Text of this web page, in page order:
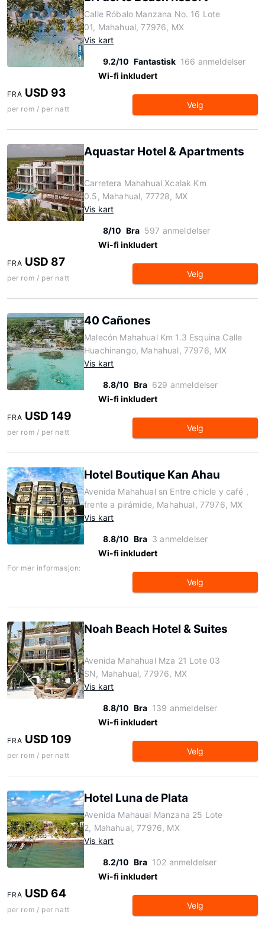
Calle Róbalo Manzana No. 16 Lote
01, Mahahual, 77976, MX
Vis kart
9.2/10 Fantastisk 166 anmeldelser
Wi-fi inkludert
FRA USD 93
per rom / per natt Velg
Aquastar Hotel & Apartments
Carretera Mahahual Xcalak Km
0.5, Mahahual, 77728, MX
Vis kart
8/10 Bra 597 anmeldelser
Wi-fi inkludert
FRA USD 87
per rom / per natt Velg
40 Cañones
Malecón Mahahual Km 1.3 Esquina Calle
Huachinango, Mahahual, 77976, MX
Vis kart
8.8/10 Bra 629 anmeldelser
Wi-fi inkludert
FRA USD 149
per rom / per natt Velg
Hotel Boutique Kan Ahau
Avenida Mahahual sn Entre chicle y café ,
frente a pirámide, Mahahual, 77976, MX
Vis kart
8.8/10 Bra 3 anmeldelser
Wi-fi inkludert
For mer informasjon:
Velg
Noah Beach Hotel & Suites
Avenida Mahahual Mza 21 Lote 03
SN, Mahahual, 77976, MX
Vis kart
8.8/10 Bra 139 anmeldelser
Wi-fi inkludert
FRA USD 109
per rom / per natt Velg
Hotel Luna de Plata
Avenida Mahaual Manzana 25 Lote
2, Mahahual, 77976, MX
Vis kart
8.2/10 Bra 102 anmeldelser
Wi-fi inkludert
FRA USD 64
per rom / per natt Velg